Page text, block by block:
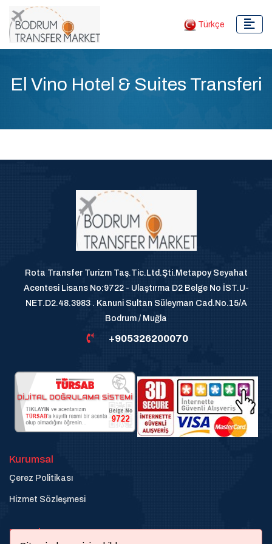
Türkçe
El Vino Hotel & Suites Transferi
Rota Transfer Turizm Taş.Tic.Ltd.Şti.Metapoy Seyahat
Acentesi Lisans No:9722 - Ulaştırma D2 Belge No İST.U-
NET.D2.48.3983 . Kanuni Sultan Süleyman Cad.No.15/A
Bodrum / Muğla
+905326200070
Kurumsal
Çerez Politikası
Hizmet Sözleşmesi
Destek